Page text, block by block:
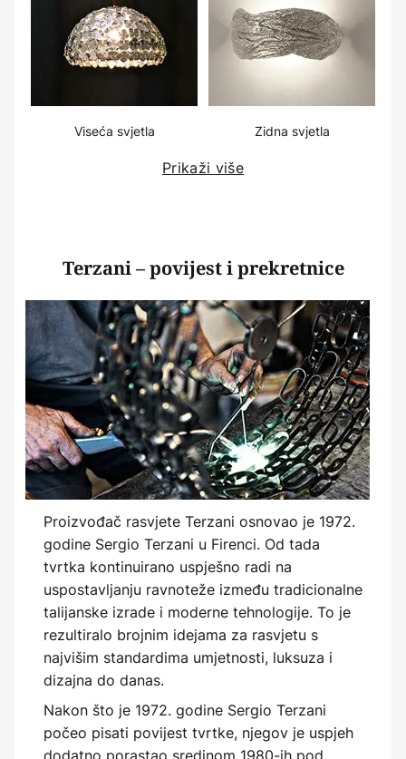
Viseća svjetla Zidna svjetla
Prikaži više
Terzani – povijest i prekretnice
Proizvođač rasvjete Terzani osnovao je 1972.
godine Sergio Terzani u Firenci. Od tada
tvrtka kontinuirano uspješno radi na
uspostavljanju ravnoteže između tradicionalne
talijanske izrade i moderne tehnologije. To je
rezultiralo brojnim idejama za rasvjetu s
najvišim standardima umjetnosti, luksuza i
dizajna do danas.
Nakon što je 1972. godine Sergio Terzani
počeo pisati povijest tvrtke, njegov je uspjeh